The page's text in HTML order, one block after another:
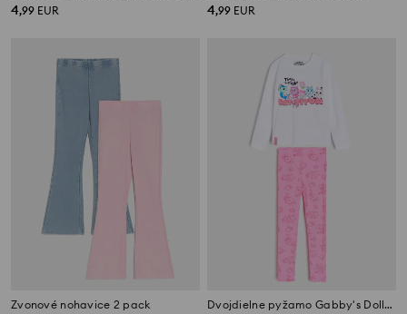
4,99 EUR 4,99 EUR
Zvonové nohavice 2 pack Dvojdielne pyžamo Gabby's Dollhouse